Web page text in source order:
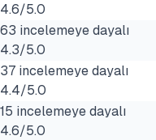
4.6/5.0
63 incelemeye dayalı
4.3/5.0
37 incelemeye dayalı
4.4/5.0
15 incelemeye dayalı
4.6/5.0